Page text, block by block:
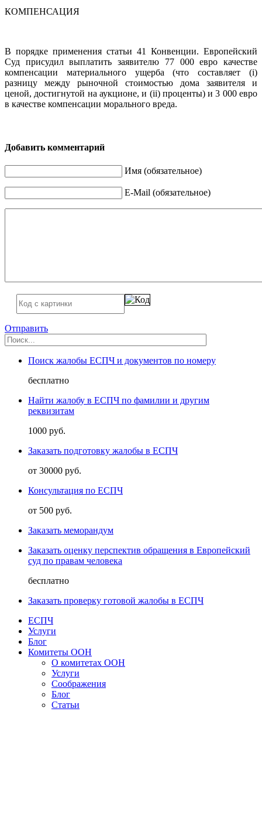
КОМПЕНСАЦИЯ
В порядке применения статьи 41 Конвенции. Европейский
Суд присудил выплатить заявителю 77 000 евро качестве
компенсации материального ущерба (что составляет (i)
разницу между рыночной стоимостью дома заявителя и
ценой, достигнутой на аукционе, и (ii) проценты) и 3 000 евро
в качестве компенсации морального вреда.
Добавить комментарий
Имя (обязательное)
E-Mail (обязательное)
Отправить
Поиск жалобы ЕСПЧ и документов по номеру
бесплатно
Найти жалобу в ЕСПЧ по фамилии и другим
реквизитам
1000 руб.
Заказать подготовку жалобы в ЕСПЧ
от 30000 руб.
Консультация по ЕСПЧ
от 500 руб.
Заказать меморандум
Заказать оценку перспектив обращения в Европейский
суд по правам человека
бесплатно
Заказать проверку готовой жалобы в ЕСПЧ
ЕСПЧ
Услуги
Блог
Комитеты ООН
О комитетах ООН
Услуги
Соображения
Блог
Статьи